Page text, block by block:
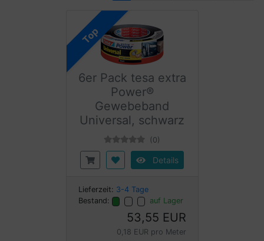
Top
6er Pack tesa extra
Power®
Gewebeband
Universal, schwarz
(0)
Details
Lieferzeit: 3-4 Tage
Bestand:
auf Lager
53,55 EUR
0,18 EUR pro Meter